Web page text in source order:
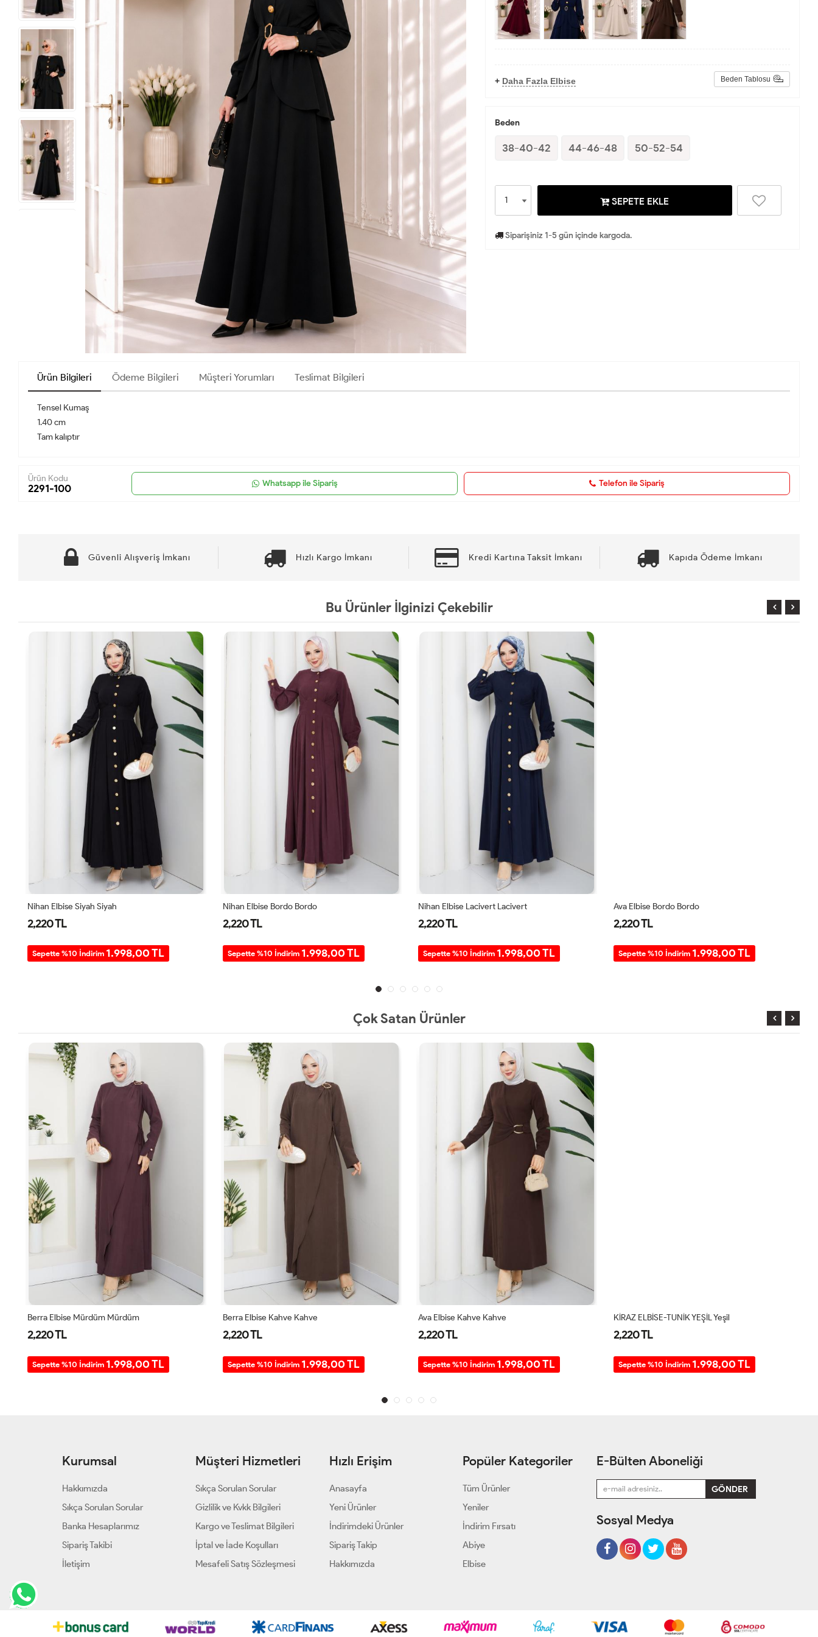
+ Daha Fazla Elbise Beden Tablosu
Beden
38-40-42 44-46-48 50-52-54
SEPETE EKLE
Siparişiniz 1-5 gün içinde kargoda.
Ürün Bilgileri Ödeme Bilgileri Müşteri Yorumları Teslimat Bilgileri
Tensel Kumaş
1.40 cm
Tam kalıptır
Ürün Kodu
2291-100 Whatsapp ile Sipariş Telefon ile Sipariş
Güvenli Alışveriş İmkanı Hızlı Kargo İmkanı Kredi Kartına Taksit İmkanı Kapıda Ödeme İmkanı
Bu Ürünler İlginizi Çekebilir
Nihan Elbise Siyah Siyah
2,220 TL
Sepette %10 İndirim 1.998,00 TL
Nihan Elbise Bordo Bordo
2,220 TL
Sepette %10 İndirim 1.998,00 TL
Nihan Elbise Lacivert Lacivert
2,220 TL
Sepette %10 İndirim 1.998,00 TL
Ava Elbise Bordo Bordo
2,220 TL
Sepette %10 İndirim 1.998,00 TL
Çok Satan Ürünler
Berra Elbise Mürdüm Mürdüm
2,220 TL
Sepette %10 İndirim 1.998,00 TL
Berra Elbise Kahve Kahve
2,220 TL
Sepette %10 İndirim 1.998,00 TL
Ava Elbise Kahve Kahve
2,220 TL
Sepette %10 İndirim 1.998,00 TL
KİRAZ ELBİSE-TUNİK YEŞİL Yeşil
2,220 TL
Sepette %10 İndirim 1.998,00 TL
Kurumsal
Hakkımızda
Sıkça Sorulan Sorular
Banka Hesaplarımız
Sipariş Takibi
İletişim
Müşteri Hizmetleri
Sıkça Sorulan Sorular
Gizlilik ve Kvkk Bilgileri
Kargo ve Teslimat Bilgileri
İptal ve İade Koşulları
Mesafeli Satış Sözleşmesi
Hızlı Erişim
Anasayfa
Yeni Ürünler
İndirimdeki Ürünler
Sipariş Takip
Hakkımızda
Popüler Kategoriler
Tüm Ürünler
Yeniler
İndirim Fırsatı
Abiye
Elbise
E-Bülten Aboneliği
Sosyal Medya